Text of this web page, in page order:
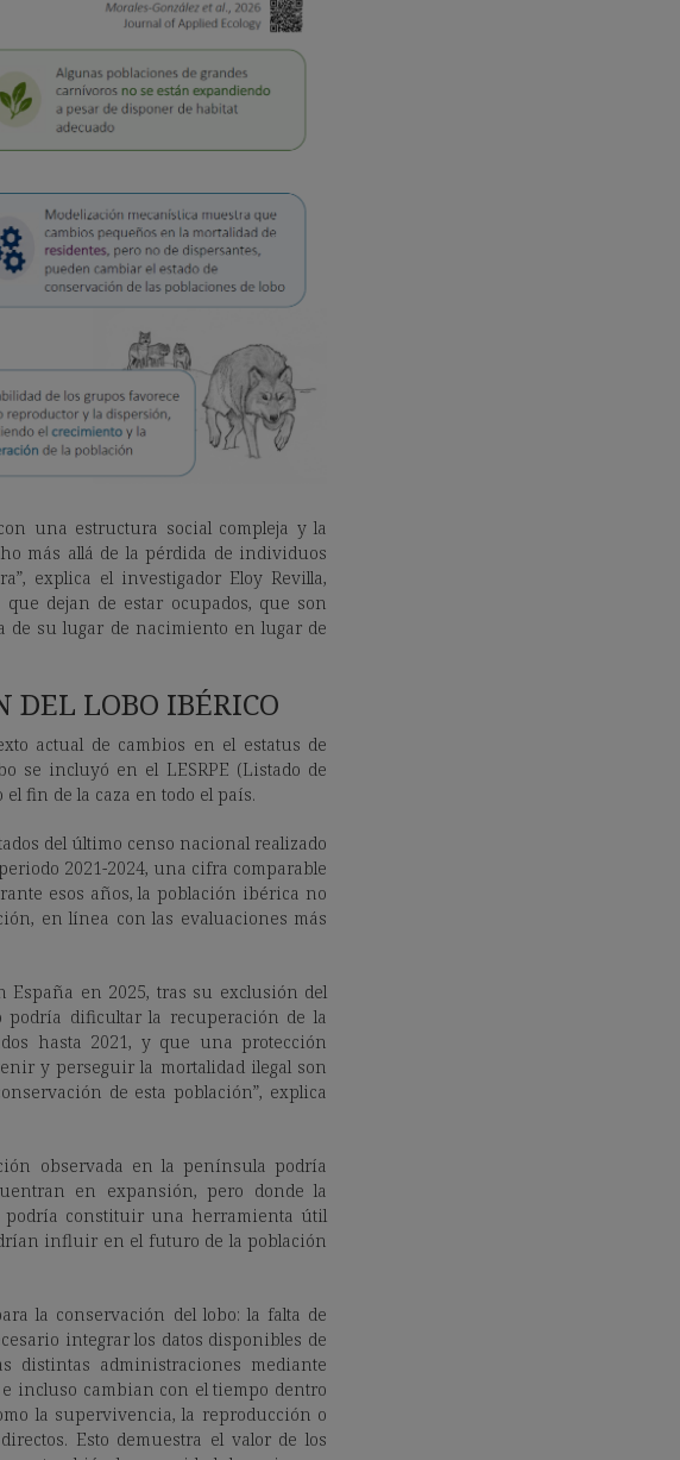
una estructura social compleja y la
más allá de la pérdida de individuos
explica el investigador Eloy Revilla,
dejan de estar ocupados, que son
de su lugar de nacimiento en lugar de
DEL LOBO IBÉRICO
actual de cambios en el estatus de
se incluyó en el LESRPE (Listado de
fin de la caza en todo el país.
del último censo nacional realizado
2021-2024, una cifra comparable
esos años, la población ibérica no
en línea con las evaluaciones más
España en 2025, tras su exclusión del
podría dificultar la recuperación de la
hasta 2021, y que una protección
y perseguir la mortalidad ilegal son
de esta población”, explica
observada en la península podría
en expansión, pero donde la
podría constituir una herramienta útil
influir en el futuro de la población
la conservación del lobo: la falta de
integrar los datos disponibles de
distintas administraciones mediante
incluso cambian con el tiempo dentro
la supervivencia, la reproducción o
Esto demuestra el valor de los